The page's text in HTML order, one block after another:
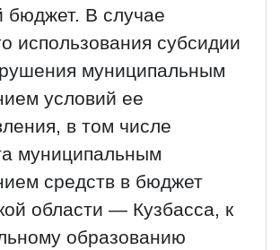
бюджет. В случае
использования субсидии
муниципальным
условий ее
в том числе
муниципальным
средств в бюджет
области — Кузбасса, к
образованию